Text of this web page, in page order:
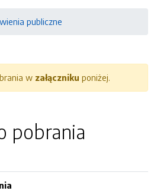
publiczne
w załączniku poniżej.
pobrania